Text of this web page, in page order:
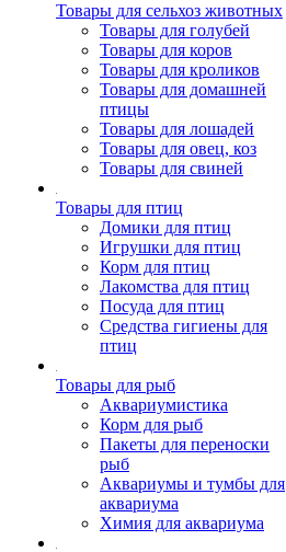
Товары для сельхоз животных
Товары для голубей
Товары для коров
Товары для кроликов
Товары для домашней
птицы
Товары для лошадей
Товары для овец, коз
Товары для свиней
Товары для птиц
Домики для птиц
Игрушки для птиц
Корм для птиц
Лакомства для птиц
Посуда для птиц
Средства гигиены для
птиц
Товары для рыб
Аквариумистика
Корм для рыб
Пакеты для переноски
рыб
Аквариумы и тумбы для
аквариума
Химия для аквариума